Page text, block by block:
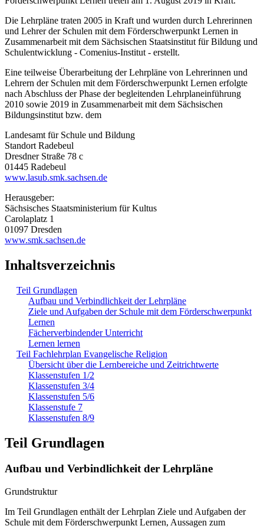
Die Lehrpläne traten 2005 in Kraft und wurden durch Lehrerinnen
und Lehrer der Schulen mit dem Förderschwerpunkt Lernen in
Zusammenarbeit mit dem Sächsischen Staatsinstitut für Bildung und
Schulentwicklung - Comenius-Institut - erstellt.
Eine teilweise Überarbeitung der Lehrpläne von Lehrerinnen und
Lehrern der Schulen mit dem Förderschwerpunkt Lernen erfolgte
nach Abschluss der Phase der begleitenden Lehrplaneinführung
2010 sowie 2019 in Zusammenarbeit mit dem Sächsischen
Bildungsinstitut bzw. dem
Landesamt für Schule und Bildung
Standort Radebeul
Dresdner Straße 78 c
01445 Radebeul
www.lasub.smk.sachsen.de
Herausgeber:
Sächsisches Staatsministerium für Kultus
Carolaplatz 1
01097 Dresden
www.smk.sachsen.de
Inhaltsverzeichnis
Teil Grundlagen
Aufbau und Verbindlichkeit der Lehrpläne
Ziele und Aufgaben der Schule mit dem Förderschwerpunkt
Lernen
Fächerverbindender Unterricht
Lernen lernen
Teil Fachlehrplan Evangelische Religion
Übersicht über die Lernbereiche und Zeitrichtwerte
Klassenstufen 1/2
Klassenstufen 3/4
Klassenstufen 5/6
Klassenstufe 7
Klassenstufen 8/9
Teil Grundlagen
Aufbau und Verbindlichkeit der Lehrpläne
Grundstruktur
Im Teil Grundlagen enthält der Lehrplan Ziele und Aufgaben der
Schule mit dem Förderschwerpunkt Lernen, Aussagen zum